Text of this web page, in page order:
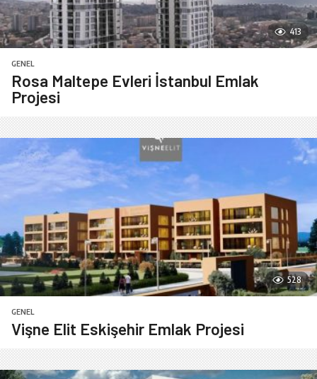
413
GENEL
Rosa Maltepe Evleri İstanbul Emlak
Projesi
528
GENEL
Vişne Elit Eskişehir Emlak Projesi